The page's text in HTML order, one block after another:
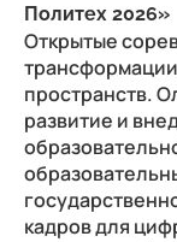
Политех 2026»
Открытые
пространств.
развитие и
кадров для